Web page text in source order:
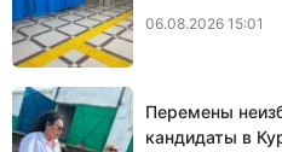
06.08.2026 15:01
Перемены
кандидаты в